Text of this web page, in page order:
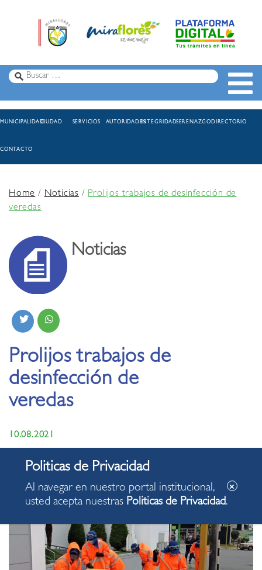
MUNICIPALIDADCIUDAD SERVICIOS AUTORIDADESINTEGRIDADSERENAZGODIRECTORIO
CONTACTO
Home/Noticias /Prolijos trabajos de desinfección de
veredas
Noticias
Prolijos trabajos de
desinfección de
veredas
10.08.2021
Limpieza de espacios públicos son prioridad para la
Al navegar en nuestro portal institucional,
usted acepta nuestras Politicas de Privacidad.